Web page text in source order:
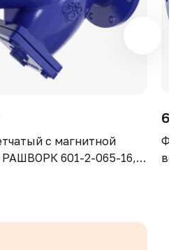
с магнитной
РАШВОРК 601-2-065-16,
6